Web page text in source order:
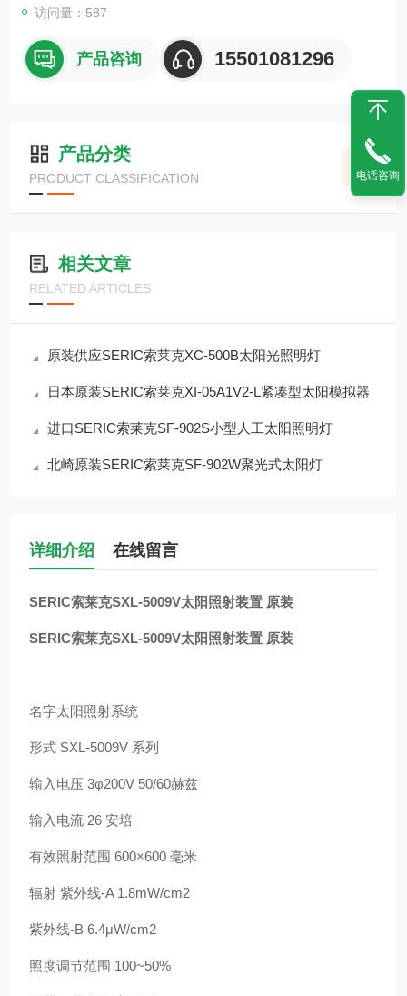
访问量：587
产品咨询 15501081296
产品分类
PRODUCT CLASSIFICATION
相关文章
RELATED ARTICLES
原装供应SERIC索莱克XC-500B太阳光照明灯
日本原装SERIC索莱克XI-05A1V2-L紧凑型太阳模拟器
进口SERIC索莱克SF-902S小型人工太阳照明灯
北崎原装SERIC索莱克SF-902W聚光式太阳灯
详细介绍 在线留言
SERIC索莱克SXL-5009V太阳照射装置 原装
SERIC索莱克SXL-5009V太阳照射装置 原装
名字太阳照射系统
形式 SXL-5009V 系列
输入电压 3φ200V 50/60赫兹
输入电流 26 安培
有效照射范围 600×600 毫米
辐射 紫外线-A 1.8mW/cm2
紫外线-B 6.4μW/cm2
照度调节范围 100~50%
电话咨询